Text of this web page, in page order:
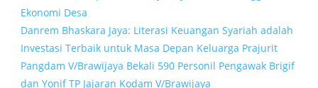
Ekonomi Desa
Danrem Bhaskara Jaya: Literasi Keuangan Syariah adalah
Investasi Terbaik untuk Masa Depan Keluarga Prajurit
Pangdam V/Brawijaya Bekali 590 Personil Pengawak Brigif
dan Yonif TP Jajaran Kodam V/Brawijaya